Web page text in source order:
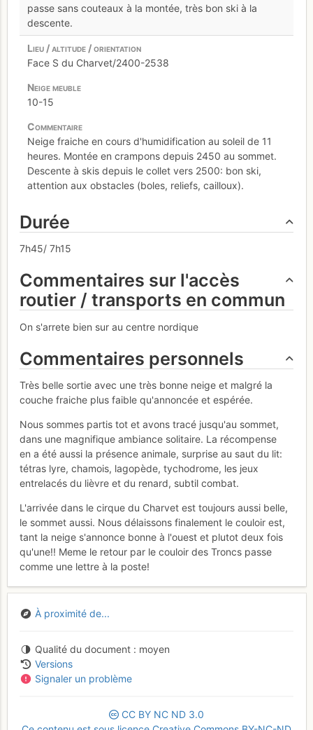
passe sans couteaux à la montée, très bon ski à la
descente.
Face S du Charvet/2400-2538
10-15
Neige fraiche en cours d'humidification au soleil de 11
heures. Montée en crampons depuis 2450 au sommet.
Descente à skis depuis le collet vers 2500: bon ski,
attention aux obstacles (boles, reliefs, cailloux).
Durée
7h45/ 7h15
Commentaires sur l'accès
routier / transports en commun
On s'arrete bien sur au centre nordique
Commentaires personnels
Très belle sortie avec une très bonne neige et malgré la
couche fraiche plus faible qu'annoncée et espérée.
Nous sommes partis tot et avons tracé jusqu'au sommet,
dans une magnifique ambiance solitaire. La récompense
en a été aussi la présence animale, surprise au saut du lit:
tétras lyre, chamois, lagopède, tychodrome, les jeux
entrelacés du lièvre et du renard, subtil combat.
L'arrivée dans le cirque du Charvet est toujours aussi belle,
le sommet aussi. Nous délaissons finalement le couloir est,
tant la neige s'annonce bonne à l'ouest et plutot deux fois
qu'une!! Meme le retour par le couloir des Troncs passe
comme une lettre à la poste!
À proximité de...
Qualité du document
moyen
Versions
Signaler un problème
CC BY NC ND 3.0